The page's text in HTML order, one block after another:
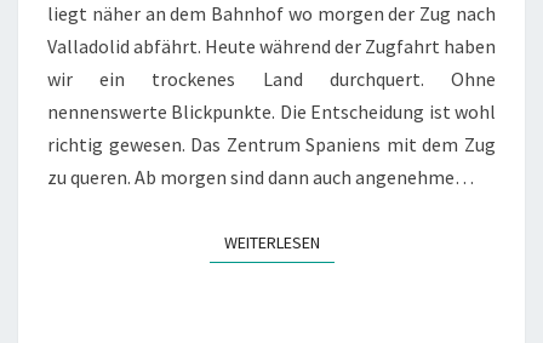
liegt näher an dem Bahnhof wo morgen der Zug nach
Valladolid abfährt. Heute während der Zugfahrt haben
wir ein trockenes Land durchquert. Ohne
nennenswerte Blickpunkte. Die Entscheidung ist wohl
richtig gewesen. Das Zentrum Spaniens mit dem Zug
zu queren. Ab morgen sind dann auch angenehme…
WEITERLESENWEITERLESEN